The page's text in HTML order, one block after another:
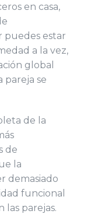
en casa,
puedes estar
a la vez,
global
pareja se
de la
de
la
demasiado
funcional
las parejas.